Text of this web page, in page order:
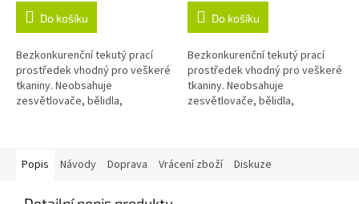
Do košíku
Bezkonkurenční tekutý prací
prostředek vhodný pro veškeré
tkaniny. Neobsahuje
zesvětlovače, bělidla,
Do košíku
Bezkonkurenční tekutý prací
prostředek vhodný pro veškeré
tkaniny. Neobsahuje
zesvětlovače, bělidla,
Popis
Návody Doprava Vrácení zboží Diskuze